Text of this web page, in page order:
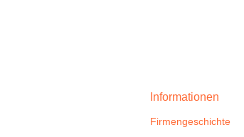
Informationen
Firmengeschichte